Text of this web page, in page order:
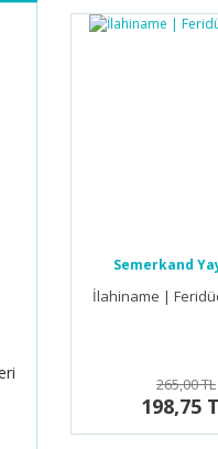
Semerkand
İlahiname |
265,00 TL
198,75